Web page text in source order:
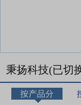
秉扬科技(已切
按产品分